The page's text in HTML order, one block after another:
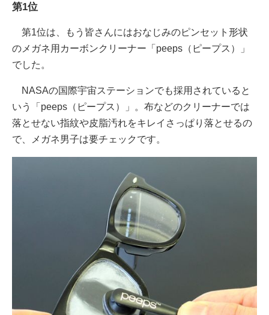
第1位
第1位は、もう皆さんにはおなじみのピンセット形状
のメガネ用カーボンクリーナー「peeps（ピープス）」
でした。
NASAの国際宇宙ステーションでも採用されていると
いう「peeps（ピープス）」。布などのクリーナーでは
落とせない指紋や皮脂汚れをキレイさっぱり落とせるの
で、メガネ男子は要チェックです。